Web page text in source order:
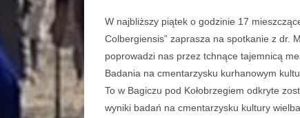
W najbliższy piątek o godzinie 17
Colbergiensis” zaprasza na spotkanie z dr.
poprowadzi nas przez tchnące tajemnicą
Badania na cmentarzysku kurhanowym
To w Bagiczu pod Kołobrzegiem odkryte
wyniki badań na cmentarzysku kultury